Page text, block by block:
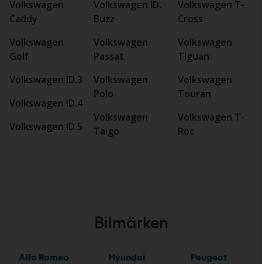
Volkswagen
Caddy
Volkswagen
Golf
Volkswagen ID.3
Volkswagen ID.4
Volkswagen ID.5
Volkswagen ID.
Buzz
Volkswagen
Passat
Volkswagen
Polo
Volkswagen
Taigo
Volkswagen T-
Cross
Volkswagen
Tiguan
Volkswagen
Touran
Volkswagen T-
Roc
Bilmärken
Alfa Romeo
Hyundai
Peugeot